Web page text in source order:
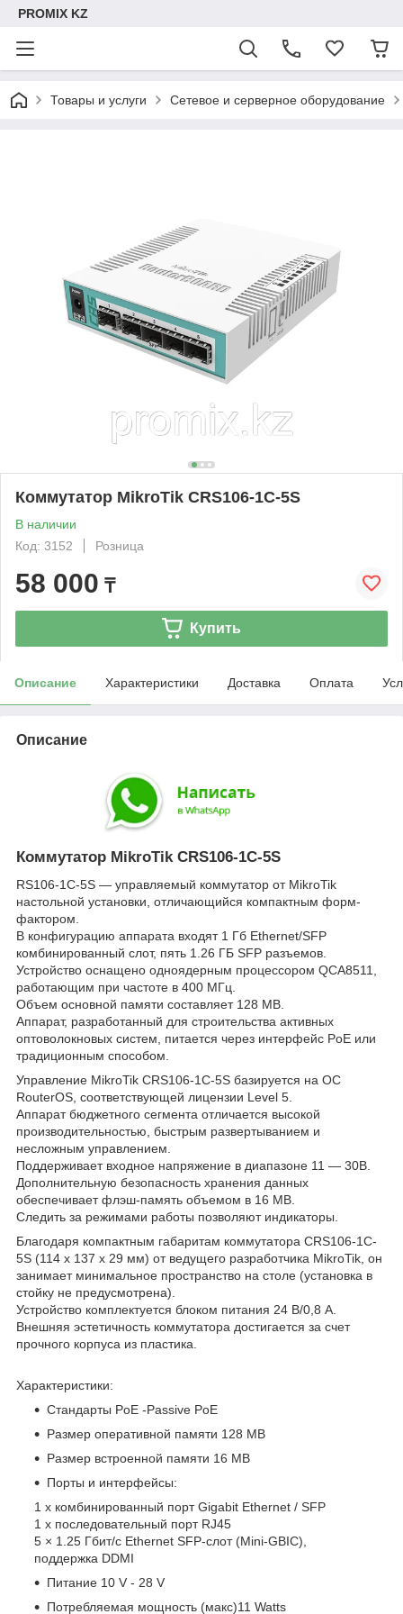
PROMIX KZ
Товары и услуги Сетевое и серверное оборудование
Коммутатор MikroTik CRS106-1C-5S
В наличии
Код: 3152
Розница
58 000 ₸
Купить
Описание Характеристики Доставка Оплата
Описание
Коммутатор MikroTik CRS106-1C-5S
RS106-1C-5S — управляемый коммутатор от MikroTik
настольной установки, отличающийся компактным форм-
фактором.
В конфигурацию аппарата входят 1 Гб Ethernet/SFP
комбинированный слот, пять 1.26 ГБ SFP разъемов.
Устройство оснащено одноядерным процессором QCA8511,
работающим при частоте в 400 МГц.
Объем основной памяти составляет 128 МВ.
Аппарат, разработанный для строительства активных
оптоволокновых систем, питается через интерфейс PoE или
традиционным способом.
Управление MikroTik CRS106-1C-5S базируется на ОС
RouterOS, соответствующей лицензии Level 5.
Аппарат бюджетного сегмента отличается высокой
производительностью, быстрым развертыванием и
несложным управлением.
Поддерживает входное напряжение в диапазоне 11 — 30В.
Дополнительную безопасность хранения данных
обеспечивает флэш-память объемом в 16 МВ.
Следить за режимами работы позволяют индикаторы.
Благодаря компактным габаритам коммутатора CRS106-1C-
5S (114 x 137 x 29 мм) от ведущего разработчика MikroTik, он
занимает минимальное пространство на столе (установка в
стойку не предусмотрена).
Устройство комплектуется блоком питания 24 В/0,8 А.
Внешняя эстетичность коммутатора достигается за счет
прочного корпуса из пластика.
Характеристики:
Стандарты PoE -Passive PoE
Размер оперативной памяти 128 MB
Размер встроенной памяти 16 MB
Порты и интерфейсы:
1 х комбинированный порт Gigabit Ethernet / SFP
1 х последовательный порт RJ45
5 × 1.25 Гбит/с Ethernet SFP-слот (Mini-GBIC),
поддержка DDMI
Питание 10 V - 28 V
Потребляемая мощность (макс)11 Watts